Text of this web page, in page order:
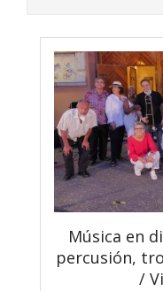
Música en
percusión,
/